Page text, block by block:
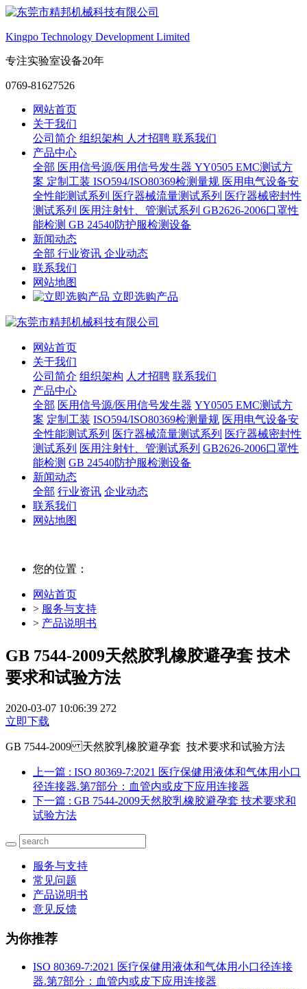
Kingpo Technology Development Limited
专注实验室设备20年
0769-81627526
网站首页
关于我们
公司简介 组织架构 人才招聘 联系我们
产品中心
全部 医用信号源/医用信号发生器 YY0505 EMC测试方
案 定制工装 ISO594/ISO80369检测量规 医用电气设备安
全性能测试系列 医疗器械流量测试系列 医疗器械密封性
测试系列 医用注射针、管测试系列 GB2626-2006口罩性
能检测 GB 24540防护服检测设备
新闻动态
全部 行业资讯 企业动态
联系我们
网站地图
立即选购产品
网站首页
关于我们
公司简介 组织架构 人才招聘 联系我们
产品中心
全部 医用信号源/医用信号发生器 YY0505 EMC测试方
案 定制工装 ISO594/ISO80369检测量规 医用电气设备安
全性能测试系列 医疗器械流量测试系列 医疗器械密封性
测试系列 医用注射针、管测试系列 GB2626-2006口罩性
能检测 GB 24540防护服检测设备
新闻动态
全部 行业资讯 企业动态
联系我们
网站地图
您的位置：
网站首页
> 服务与支持
> 产品说明书
GB 7544-2009天然胶乳橡胶避孕套 技术
要求和试验方法
2020-03-07 10:06:39 272
立即下载
GB 7544-2009 天然胶乳橡胶避孕套 技术要求 和试验方法
上一篇 : ISO 80369-7:2021 医疗保健用液体和气体用小口
径连接器.第7部分：血管内或皮下应用连接器
下一篇 : GB 7544-2009天然胶乳橡胶避孕套 技术要求和
试验方法
服务与支持
常见问题
产品说明书
意见反馈
为你推荐
ISO 80369-7:2021 医疗保健用液体和气体用小口径连接
器.第7部分：血管内或皮下应用连接器